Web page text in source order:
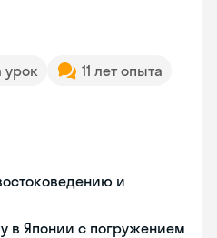
урок
11 лет опыта
и
в Японии с погружением